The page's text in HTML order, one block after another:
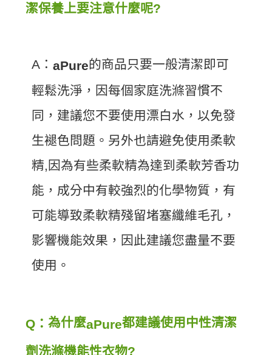
潔保養上要注意什麼呢?
A： aPure的商品只要一般清潔即可
輕鬆洗淨，因每個家庭洗滌習慣不
同，建議您不要使用漂白水，以免發
生褪色問題。另外也請避免使用柔軟
精,因為有些柔軟精為達到柔軟芳香功
能，成分中有較強烈的化學物質，有
可能導致柔軟精殘留堵塞纖維毛孔，
影響機能效果，因此建議您盡量不要
使用。
Q： 為什麼aPure都建議使用中性清潔
劑洗滌機能性衣物?